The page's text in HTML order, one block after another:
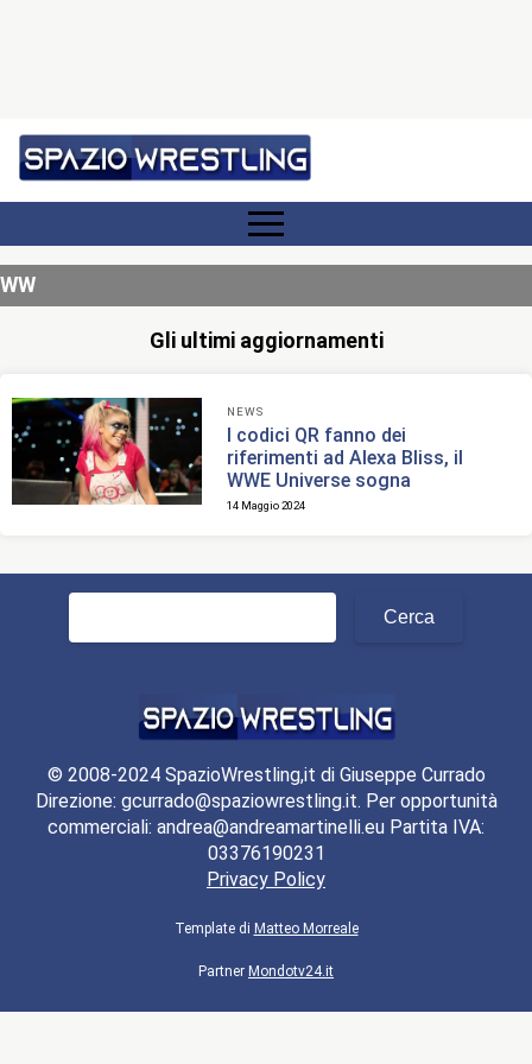
WW
Gli ultimi aggiornamenti
NEWS
I codici QR fanno dei
riferimenti ad Alexa Bliss, il
WWE Universe sogna
14 Maggio 2024
Ricerca
© 2008-2024 SpazioWrestling,it di Giuseppe Currado
Direzione: gcurrado@spaziowrestling.it. Per opportunità
commerciali: andrea@andreamartinelli.eu Partita IVA:
03376190231
Privacy Policy
Template di Matteo Morreale
Partner Mondotv24.it